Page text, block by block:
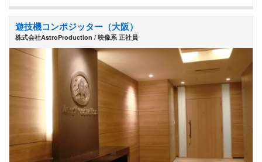
遊技機コンポジッター（大阪）
株式会社AstroProduction / 映像系 正社員